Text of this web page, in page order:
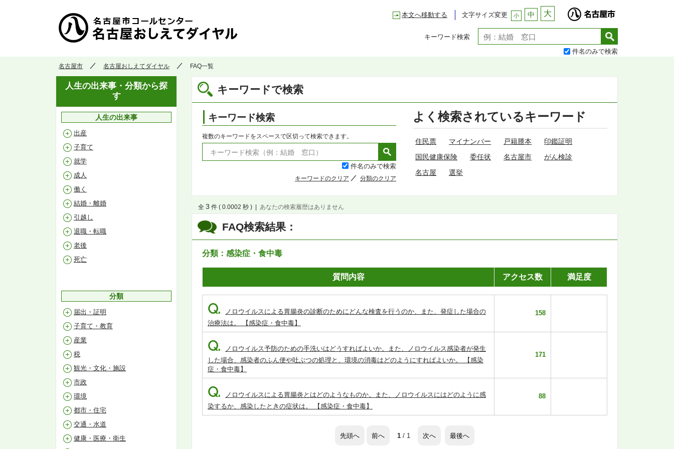
本文へ移動する 文字サイズ変更 小 中 大
キーワード検索
件名のみで検索
名古屋市 名古屋おしえてダイヤル FAQ一覧
キーワードで検索
キーワード検索
複数のキーワードをスペースで区切って検索できます。
件名のみで検索
キーワードのクリア 分類のクリア
よく検索されているキーワード
住民票 マイナンバー 戸籍謄本
印鑑証明
国民健康保険
委任状 名古屋市
がん検診
名古屋
選挙
FAQ検索結果：
分類：感染症・食中毒
全 3 件 ( 0.0002 秒 ) あなたの検索履歴はありません
質問内容 アクセス数 満足度
Q.
ノロウイルスによる胃腸炎の診断のためにどんな検査を行うのか、また、発症した場合の
治療法は。 【感染症・食中毒】
158
Q.
ノロウイルス予防のための手洗いはどうすればよいか。また、ノロウイルス感染者が発生
した場合、感染者のふん便や吐ぶつの処理と、環境の消毒はどのようにすればよいか。 【感染
症・食中毒】
171
Q.
ノロウイルスによる胃腸炎とはどのようなものか。また、ノロウイルスにはどのように感
染するか、感染したときの症状は。 【感染症・食中毒】
88
先頭へ 前へ 1 / 1 次へ 最後へ
人生の出来事・分類から探
す
人生の出来事
出産
子育て
就学
成人
働く
結婚・離婚
引越し
退職・転職
老後
死亡
分類
届出・証明
子育て・教育
産業
税
観光・文化・施設
市政
環境
都市・住宅
交通・水道
健康・医療・衛生